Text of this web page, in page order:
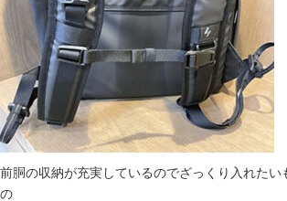
前胴の収納が充実しているのでざっくり入れたい
の